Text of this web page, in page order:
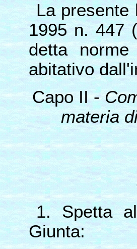
La presente
1995 n. 447
detta
abitativo
Capo II -
materia
1. Spetta
Giunta: